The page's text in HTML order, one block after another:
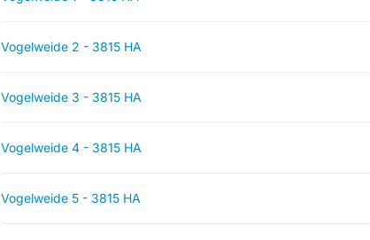
Vogelweide 2 - 3815 HA
Vogelweide 3 - 3815 HA
Vogelweide 4 - 3815 HA
Vogelweide 5 - 3815 HA